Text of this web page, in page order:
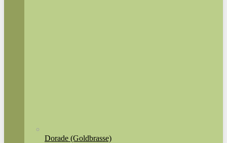
Dorade (Goldbrasse)